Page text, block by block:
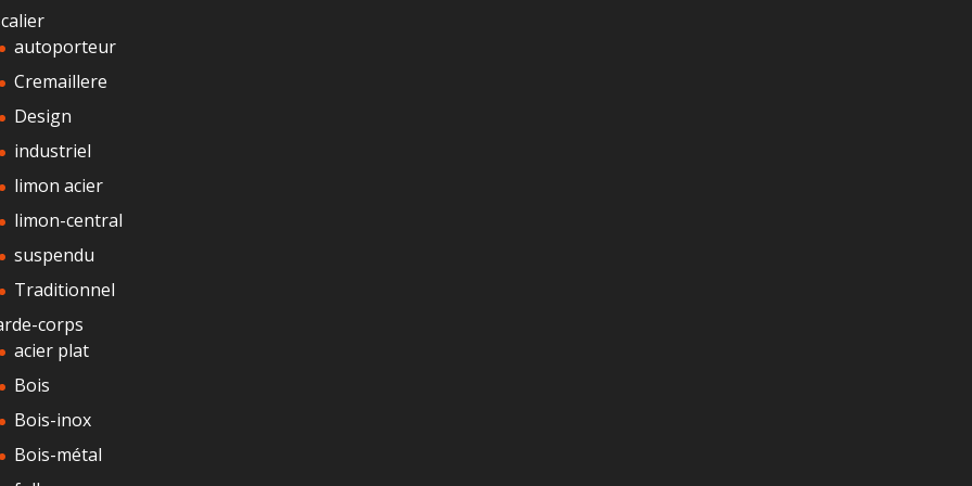
autoporteur
Cremaillere
Design
industriel
limon acier
limon-central
suspendu
Traditionnel
corps
acier plat
Bois
Bois-inox
Bois-métal